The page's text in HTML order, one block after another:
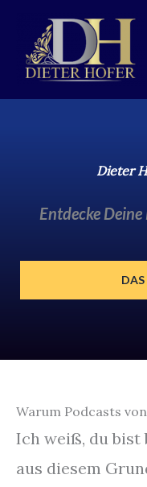
springen
Navigation
springen
springen
Dieter
Entdecke
Warum Podcasts
Ich weiß, du bist
aus diesem